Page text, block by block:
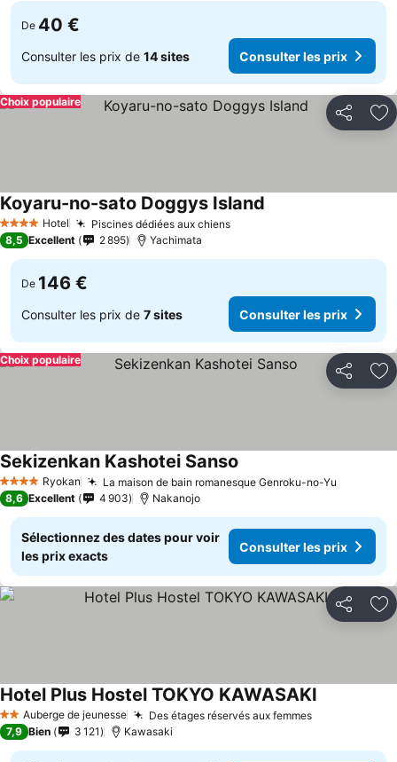
De 40 €
Consulter les prix de 14 sites Consulter les prix
Partager
Choix populaire
4 Étoiles Hotel Piscines dédiées aux chiensConsulter les prix
Koyaru-no-sato Doggys Island
8,5 Excellent 2 895 Yachimata
De 146 €
Consulter les prix de 7 sites Consulter les prix
Partager
Choix populaire
4 Étoiles Ryokan La maison de bain romanesque Genroku-no-Yu
Sekizenkan Kashotei Sanso
8,6 Excellent 4 903 Nakanojo
Sélectionnez des dates pour voir
les prix exacts
Consulter les prix
Partager
2 ÉtoilesAuberge de jeunesse Des étages réservés aux femmesConsulter
Hotel Plus Hostel TOKYO KAWASAKI
7,9 Bien 3 121 Kawasaki